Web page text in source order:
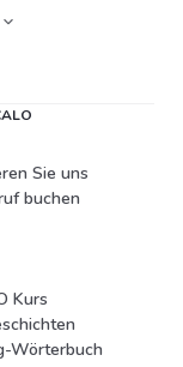
Sie uns
buchen
Kurs
Wörterbuch